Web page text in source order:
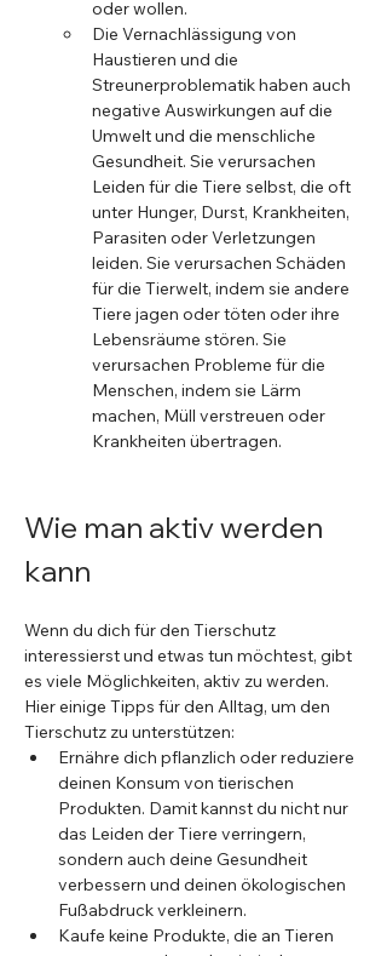
oder wollen.
Die Vernachlässigung von
Haustieren und die
Streunerproblematik haben auch
negative Auswirkungen auf die
Umwelt und die menschliche
Gesundheit. Sie verursachen
Leiden für die Tiere selbst, die oft
unter Hunger, Durst, Krankheiten,
Parasiten oder Verletzungen
leiden. Sie verursachen Schäden
für die Tierwelt, indem sie andere
Tiere jagen oder töten oder ihre
Lebensräume stören. Sie
verursachen Probleme für die
Menschen, indem sie Lärm
machen, Müll verstreuen oder
Krankheiten übertragen.
Wie man aktiv werden
kann
Wenn du dich für den Tierschutz
interessierst und etwas tun möchtest, gibt
es viele Möglichkeiten, aktiv zu werden.
Hier einige Tipps für den Alltag, um den
Tierschutz zu unterstützen:
Ernähre dich pflanzlich oder reduziere
deinen Konsum von tierischen
Produkten. Damit kannst du nicht nur
das Leiden der Tiere verringern,
sondern auch deine Gesundheit
verbessern und deinen ökologischen
Fußabdruck verkleinern.
Kaufe keine Produkte, die an Tieren